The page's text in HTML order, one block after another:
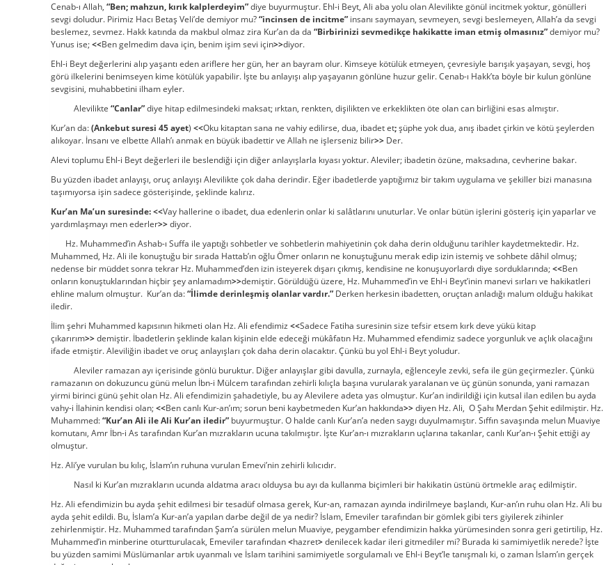
Cenab-ı Allah, “Ben; mahzun, kırık kalplerdeyim”diye buyurmuştur. Ehl-i Beyt, Ali aba yolu olan Alevilikte gönül incitmek yoktur, gönülleri
sevgi doludur. Pirimiz Hacı Betaş Veli’de demiyor mu?“incinsen de incitme” insanı saymayan, sevmeyen, sevgi beslemeyen, Allah’a da sevgi
beslemez, sevmez. Hakk katında da makbul olmaz zira Kur’an da da “Birbirinizi sevmedikçe hakikatte iman etmiş olmasınız”demiyor mu?
Yunus ise;<<Ben gelmedim dava için, benim işim sevi için>>diyor.
Ehl-i Beyt değerlerini alıp yaşantı eden ariflere her gün, her an bayram olur. Kimseye kötülük etmeyen, çevresiyle barışık yaşayan, sevgi, hoş
görü ilkelerini benimseyen kime kötülük yapabilir. İşte bu anlayışı alıp yaşayanın gönlüne huzur gelir. Cenab-ı Hakk’ta böyle bir kulun gönlüne
sevgisini, muhabbetini ilham eyler.
Alevilikte “Canlar”diye hitap edilmesindeki maksat; ırktan, renkten, dişilikten ve erkeklikten öte olan can birliğini esas almıştır.
Kur’an da:(Ankebut suresi 45 ayet) <<Oku kitaptan sana ne vahiy edilirse, dua, ibadet et;şüphe yok dua, anış ibadet çirkin ve kötü şeylerden
alıkoyar. İnsanı ve elbette Allah’ı anmak en büyük ibadettir ve Allah ne işlerseniz bilir>> Der.
Alevi toplumu Ehl-i Beyt değerleri ile beslendiği için diğer anlayışlarla kıyası yoktur. Aleviler; ibadetin özüne, maksadına, cevherine bakar.
Bu yüzden ibadet anlayışı, oruç anlayışı Alevilikte çok daha derindir. Eğer ibadetlerde yaptığımız bir takım uygulama ve şekiller bizi manasına
taşımıyorsa işin sadece gösterişinde, şeklinde kalırız.
Kur’an Ma’un suresinde:<<Vay hallerine o ibadet, dua edenlerin onlar ki salâtlarını unuturlar. Ve onlar bütün işlerini gösteriş için yaparlar ve
yardımlaşmayı men ederler>>diyor.
Hz. Muhammed’in Ashab-ı Suffa ile yaptığı sohbetler ve sohbetlerin mahiyetinin çok daha derin olduğunu tarihler kaydetmektedir. Hz.
Muhammed, Hz. Ali ile konuştuğu bir sırada Hattab’ın oğlu Ömer onların ne konuştuğunu merak edip izin istemiş ve sohbete dâhil olmuş;
nedense bir müddet sonra tekrar Hz. Muhammed’den izin isteyerek dışarı çıkmış, kendisine ne konuşuyorlardı diye sorduklarında;<<Ben
onların konuştuklarından hiçbir şey anlamadım>>demiştir. Görüldüğü üzere, Hz. Muhammed’in ve Ehl-i Beyt’inin manevi sırları ve hakikatleri
ehline malum olmuştur. Kur’an da:“İlimde derinleşmiş olanlar vardır.” Derken herkesin ibadetten, oruçtan anladığı malum olduğu hakikat
iledir.
İlim şehri Muhammed kapısının hikmeti olan Hz. Ali efendimiz <<Sadece Fatiha suresinin size tefsir etsem kırk deve yükü kitap
çıkarırım>>demiştir. İbadetlerin şeklinde kalan kişinin elde edeceği mükâfatın Hz. Muhammed efendimiz sadece yorgunluk ve açlık olacağını
ifade etmiştir. Aleviliğin ibadet ve oruç anlayışları çok daha derin olacaktır. Çünkü bu yol Ehl-i Beyt yoludur.
Aleviler ramazan ayı içerisinde gönlü buruktur. Diğer anlayışlar gibi davulla, zurnayla, eğlenceyle zevki, sefa ile gün geçirmezler. Çünkü
ramazanın on dokuzuncu günü melun İbn-i Mülcem tarafından zehirli kılıçla başına vurularak yaralanan ve üç günün sonunda, yani ramazan
yirmi birinci günü şehit olan Hz. Ali efendimizin şahadetiyle, bu ay Alevilere adeta yas olmuştur. Kur’an indirildiği için kutsal ilan edilen bu ayda
vahy-i İlahinin kendisi olan;<<Ben canlı Kur-an’ım; sorun beni kaybetmeden Kur’an hakkında>>diyen Hz. Ali, O Şahı Merdan Şehit edilmiştir. Hz.
Muhammed:“Kur’an Ali ile Ali Kur’an iledir” buyurmuştur. O halde canlı Kur’an’a neden saygı duyulmamıştır. Sıffın savaşında melun Muaviye
komutanı, Amr İbn-i As tarafından Kur’an mızrakların ucuna takılmıştır. İşte Kur’an-ı mızrakların uçlarına takanlar, canlı Kur’an-ı Şehit ettiği ay
olmuştur.
Hz. Ali’ye vurulan bu kılıç, İslam’ın ruhuna vurulan Emevi’nin zehirli kılıcıdır.
Nasıl ki Kur’an mızrakların ucunda aldatma aracı olduysa bu ayı da kullanma biçimleri bir hakikatin üstünü örtmekle araç edilmiştir.
Hz. Ali efendimizin bu ayda şehit edilmesi bir tesadüf olmasa gerek, Kur-an, ramazan ayında indirilmeye başlandı, Kur-an’ın ruhu olan Hz. Ali bu
ayda şehit edildi. Bu, İslam’a Kur-an’a yapılan darbe değil de ya nedir? İslam, Emeviler tarafından bir gömlek gibi ters giyilerek zihinler
zehirlenmiştir. Hz. Muhammed tarafından Şam’a sürülen melun Muaviye, peygamber efendimizin hakka yürümesinden sonra geri getirtilip, Hz.
Muhammed’in minberine oturtturulacak, Emeviler tarafından<hazret>denilecek kadar ileri gitmediler mi? Burada ki samimiyetlik nerede? İşte
bu yüzden samimi Müslümanlar artık uyanmalı ve İslam tarihini samimiyetle sorgulamalı ve Ehl-i Beyt’le tanışmalı ki, o zaman İslam’ın gerçek